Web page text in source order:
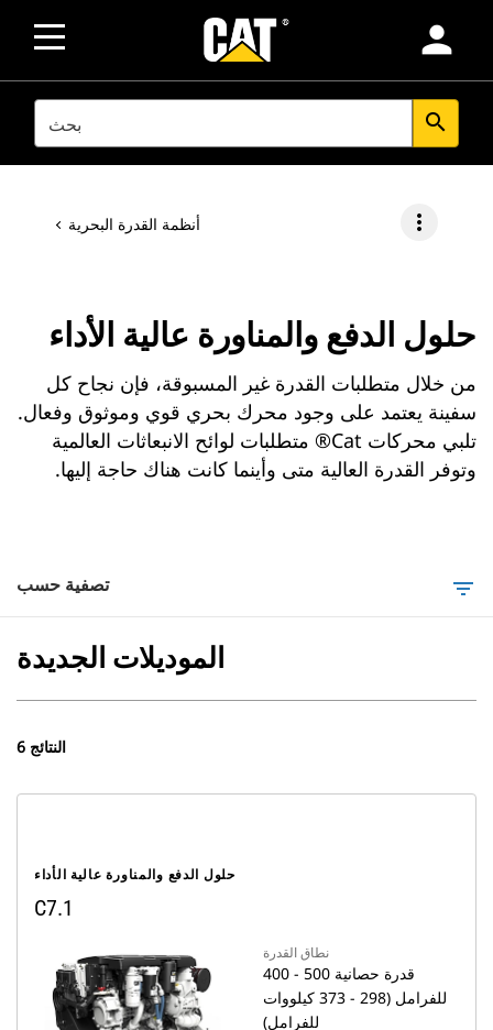
person
SEARCH search
أنظمة القدرة البحرية more_vert
حلول الدفع والمناورة عالية الأداء
من خلال متطلبات القدرة غير المسبوقة، فإن نجاح كل
سفينة يعتمد على وجود محرك بحري قوي وموثوق وفعال.
تلبي محركات Cat® متطلبات لوائح الانبعاثات العالمية
وتوفر القدرة العالية متى وأينما كانت هناك حاجة إليها.
تصفية حسب filter_list
الموديلات الجديدة
6 النتائج
حلول الدفع والمناورة عالية الأداء
C7.1
نطاق القدرة
400 - 500 قدرة حصانية
للفرامل (298 - 373 كيلووات
للفرامل)